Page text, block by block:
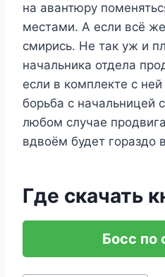
на авантюру
местами. А если всё
смирись. Не так уж и
начальника отдела
если в комплекте с
борьба с начальницей
любом случае
вдвоём будет гораздо
Где скачать
Босс по